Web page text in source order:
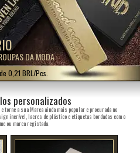
DA MODA
0,21 BRL/Pcs.
personalizados
torne a sua Marca ainda mais popular e procurada no
incrível, lacres de plástico e etiquetas bordadas com o
ou marca registada.